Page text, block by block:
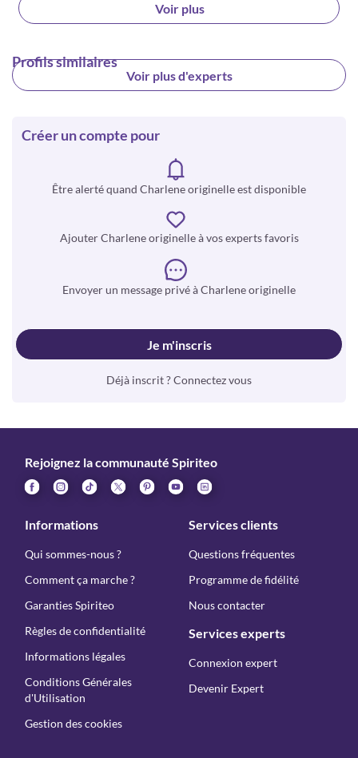
Voir plus
Profils similaires
Voir plus d'experts
Créer un compte pour
Être alerté quand Charlene originelle est disponible
Ajouter Charlene originelle à vos experts favoris
Envoyer un message privé à Charlene originelle
Je m'inscris
Déjà inscrit ? Connectez vous
Rejoignez la communauté Spiriteo
Informations
Qui sommes-nous ?
Comment ça marche ?
Garanties Spiriteo
Règles de confidentialité
Informations légales
Conditions Générales
d'Utilisation
Gestion des cookies
Services clients
Questions fréquentes
Programme de fidélité
Nous contacter
Services experts
Connexion expert
Devenir Expert